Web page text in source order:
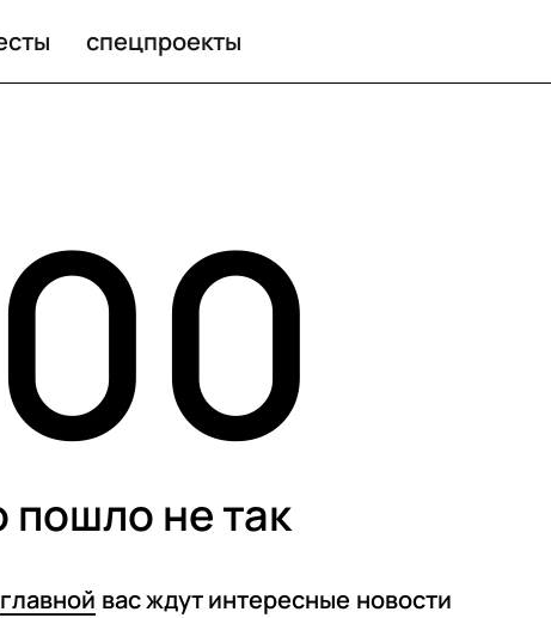
спецпроекты
пошло не так
главной вас ждут интересные новости